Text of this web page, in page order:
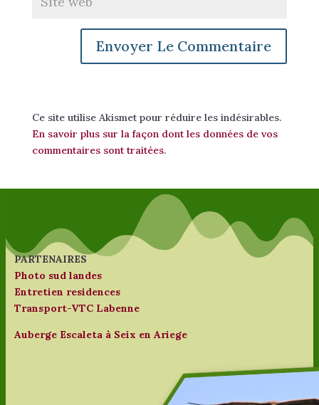
Ce site utilise Akismet pour réduire les indésirables.
En savoir plus sur la façon dont les données de vos
commentaires sont traitées.
PARTENAIRES
Photo sud landes
Entretien residences
Transport-VTC Labenne
Auberge Escaleta à Seix en Ariege